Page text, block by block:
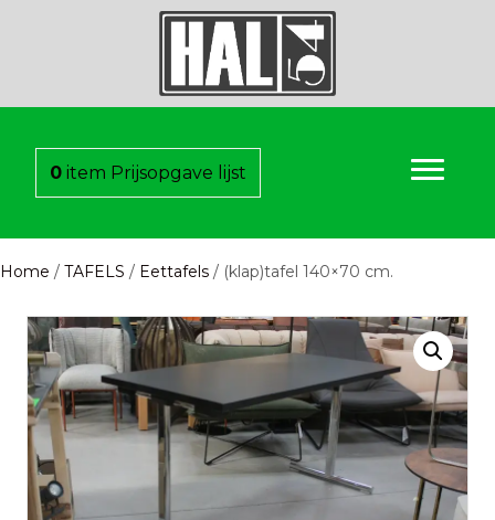
0 item Prijsopgave lijst
Home / TAFELS / Eettafels / (klap)tafel 140×70 cm.